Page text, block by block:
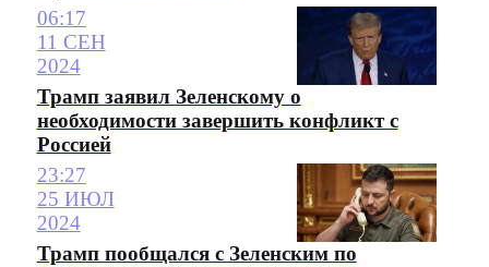
06:17
11 СЕН
2024
Трамп заявил Зеленскому о
необходимости завершить конфликт с
Россией
23:27
25 ИЮЛ
2024
Трамп пообщался с Зеленским по